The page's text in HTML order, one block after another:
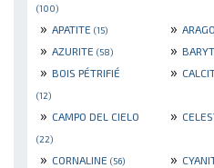
(100)
» APATITE (15) »
» AZURITE (58) »
» BOIS PÉTRIFIÉ
(12)
»
» CAMPO DEL CIELO
(22)
»
» CORNALINE (56) »